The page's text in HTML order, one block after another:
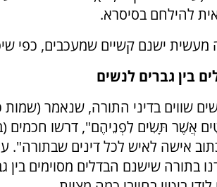
להילחם בסיסרא.
מעשית ישנם קשיים שמעכבים, כפי
בין גברים לנשים
שווים בדיני התורה, שנאמר
אֲשֶׁר תָּשִׂים לִפְנֵיהֶם", דרשו חכמים
אישה לאיש לכל דינים שבתורה".
בתורה שישנם הבדלים מסוימים בין